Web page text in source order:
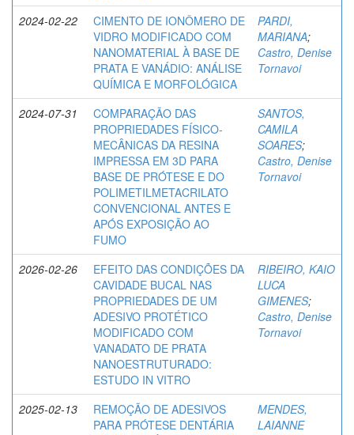
2024-02-22
CIMENTO DE IONÔMERO DE
VIDRO MODIFICADO COM
NANOMATERIAL À BASE DE
PRATA E VANÁDIO: ANÁLISE
QUÍMICA E MORFOLÓGICA
PARDI,
MARIANA;
Castro, Denise
Tornavoi
2024-07-31
COMPARAÇÃO DAS
PROPRIEDADES FÍSICO-
MECÂNICAS DA RESINA
IMPRESSA EM 3D PARA
BASE DE PRÓTESE E DO
POLIMETILMETACRILATO
CONVENCIONAL ANTES E
APÓS EXPOSIÇÃO AO
FUMO
SANTOS,
CAMILA
SOARES;
Castro, Denise
Tornavoi
2026-02-26
EFEITO DAS CONDIÇÕES DA
CAVIDADE BUCAL NAS
PROPRIEDADES DE UM
ADESIVO PROTÉTICO
MODIFICADO COM
VANADATO DE PRATA
NANOESTRUTURADO:
ESTUDO IN VITRO
RIBEIRO, KAIO
LUCA
GIMENES;
Castro, Denise
Tornavoi
2025-02-13
REMOÇÃO DE ADESIVOS
PARA PRÓTESE DENTÁRIA
MENDES,
LAIANNE